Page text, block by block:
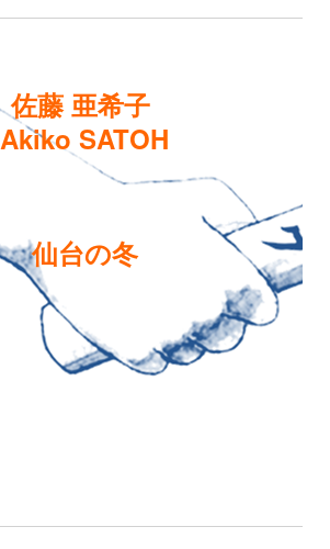
佐藤 亜希子
Akiko SATOH
仙台の冬